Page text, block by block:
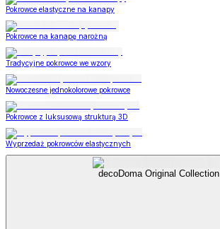
Pokrowce elastyczne na kanapy
Pokrowce na kanapę narożną
Tradycyjne pokrowce we wzory
Nowoczesne jednokolorowe pokrowce
Pokrowce z luksusową strukturą 3D
Wyprzedaż pokrowców elastycznych
decoDoma Original Collection